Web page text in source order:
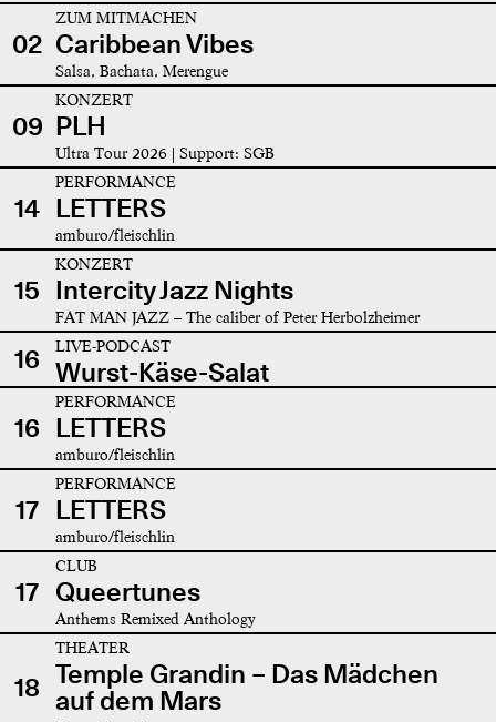
02
ZUM MITMACHEN
Caribbean Vibes
Salsa, Bachata, Merengue
09
KONZERT
PLH
Ultra Tour 2026 | Support: SGB
14
PERFORMANCE
LETTERS
amburo/fleischlin
15
KONZERT
Intercity Jazz Nights
FAT MAN JAZZ – The caliber of Peter Herbolzheimer
16 LIVE-PODCAST
Wurst-Käse-Salat
16
PERFORMANCE
LETTERS
amburo/fleischlin
17
PERFORMANCE
LETTERS
amburo/fleischlin
17
CLUB
Queertunes
Anthems Remixed Anthology
18
THEATER
Temple Grandin – Das Mädchen
auf dem Mars